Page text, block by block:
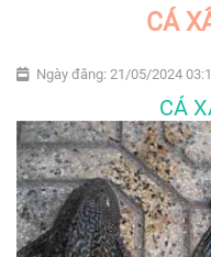
CÁ
Ngày đăng: 21/05/2024
CÁ